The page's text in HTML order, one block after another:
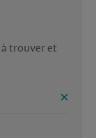
trouver et